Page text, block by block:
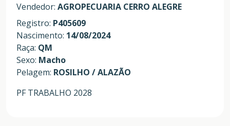
Vendedor: AGROPECUARIA CERRO ALEGRE
Registro: P405609
Nascimento: 14/08/2024
Raça: QM
Sexo: Macho
Pelagem: ROSILHO / ALAZÃO
PF TRABALHO 2028